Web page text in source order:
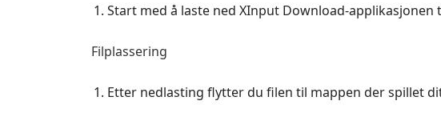
Start med å laste ned XInput Download-applikasjonen
Filplassering
Etter nedlasting flytter du filen til mappen der spillet